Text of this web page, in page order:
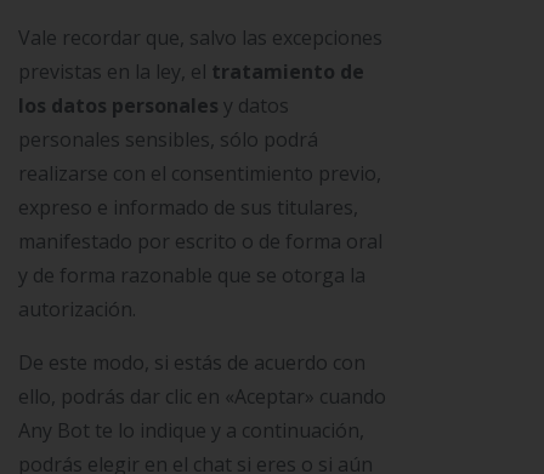
Vale recordar que, salvo las excepciones
previstas en la ley, el tratamiento de
los datos personales y datos
personales sensibles, sólo podrá
realizarse con el consentimiento previo,
expreso e informado de sus titulares,
manifestado por escrito o de forma oral
y de forma razonable que se otorga la
autorización.
De este modo, si estás de acuerdo con
ello, podrás dar clic en «Aceptar» cuando
Any Bot te lo indique y a continuación,
podrás elegir en el chat si eres o si aún